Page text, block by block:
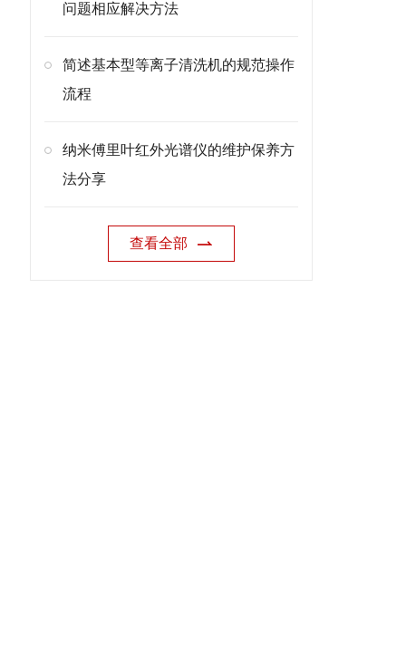
问题相应解决方法
简述基本型等离子清洗机的规范操作
流程
纳米傅里叶红外光谱仪的维护保养方
法分享
查看全部